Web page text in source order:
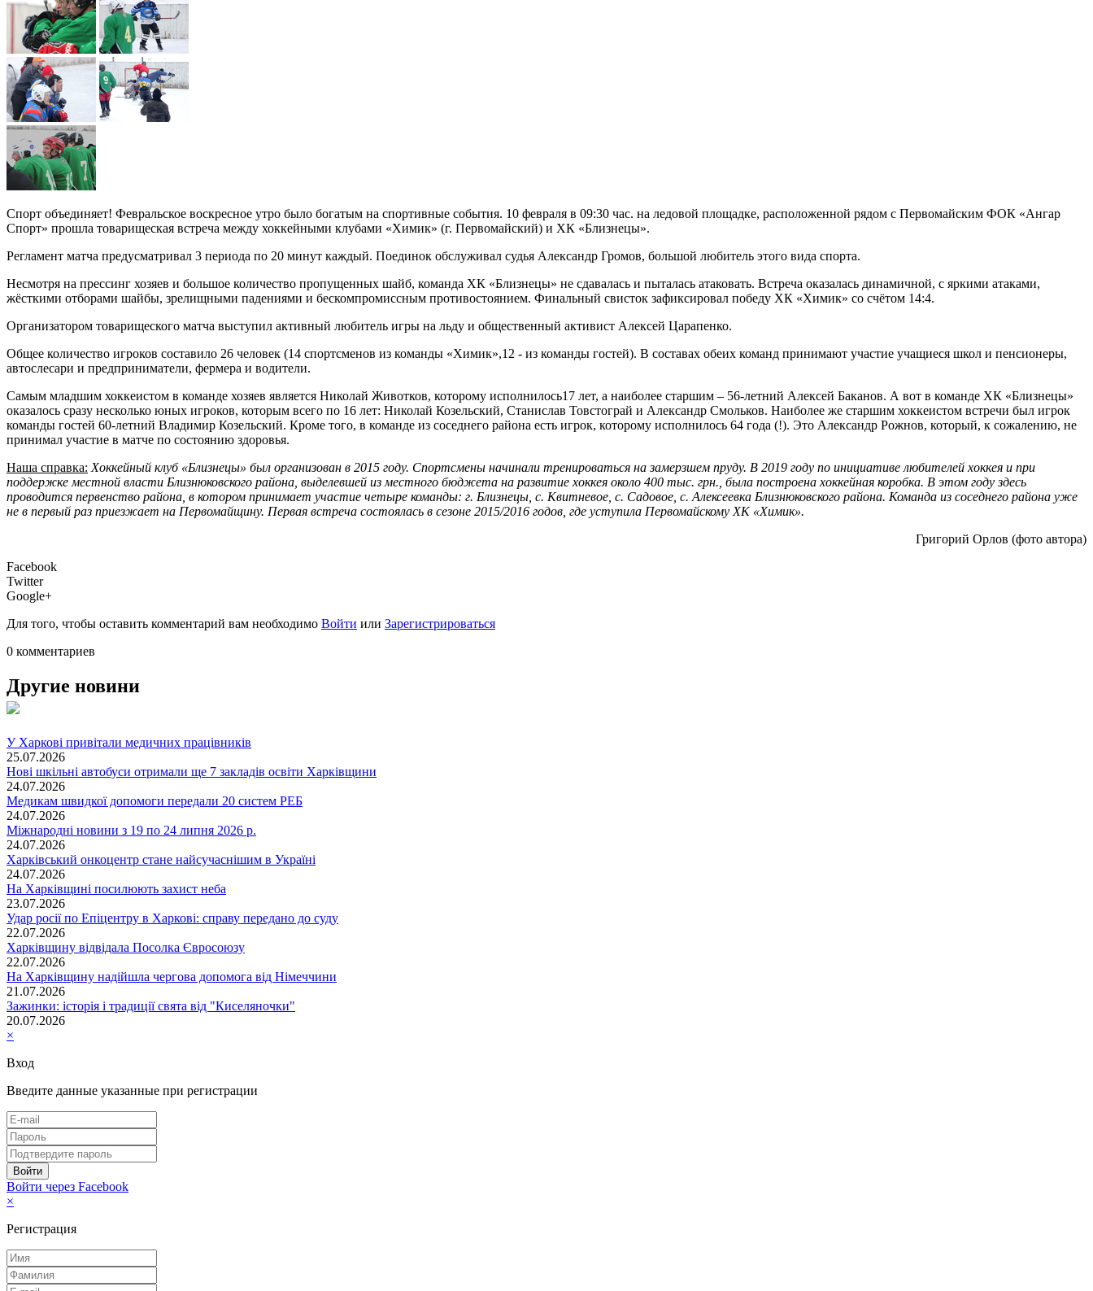
Спорт объединяет! Февральское воскресное утро было богатым на спортивные события. 10 февраля в 09:30 час. на ледовой площадке, расположенной рядом с Первомайским ФОК «Ангар
Спорт» прошла товарищеская встреча между хоккейными клубами «Химик» (г. Первомайский) и ХК «Близнецы».
Регламент матча предусматривал 3 периода по 20 минут каждый. Поединок обслуживал судья Александр Громов, большой любитель этого вида спорта.
Несмотря на прессинг хозяев и большое количество пропущенных шайб, команда ХК «Близнецы» не сдавалась и пыталась атаковать. Встреча оказалась динамичной, с яркими атаками,
жёсткими отборами шайбы, зрелищными падениями и бескомпромиссным противостоянием. Финальный свисток зафиксировал победу ХК «Химик» со счётом 14:4.
Организатором товарищеского матча выступил активный любитель игры на льду и общественный активист Алексей Царапенко.
Общее количество игроков составило 26 человек (14 спортсменов из команды «Химик»,12 - из команды гостей). В составах обеих команд принимают участие учащиеся школ и пенсионеры,
автослесари и предприниматели, фермера и водители.
Самым младшим хоккеистом в команде хозяев является Николай Животков, которому исполнилось17 лет, а наиболее старшим – 56-летний Алексей Баканов. А вот в команде ХК «Близнецы»
оказалось сразу несколько юных игроков, которым всего по 16 лет: Николай Козельский, Станислав Товстограй и Александр Смольков. Наиболее же старшим хоккеистом встречи был игрок
команды гостей 60-летний Владимир Козельский. Кроме того, в команде из соседнего района есть игрок, которому исполнилось 64 года (!). Это Александр Рожнов, который, к сожалению, не
принимал участие в матче по состоянию здоровья.
Наша справка: Хоккейный клуб «Близнецы» был организован в 2015 году. Спортсмены начинали тренироваться на замерзшем пруду. В 2019 году по инициативе любителей хоккея и при
поддержке местной власти Близнюковского района, выделевшей из местного бюджета на развитие хоккея около 400 тыс. грн., была построена хоккейная коробка. В этом году здесь
проводится первенство района, в котором принимает участие четыре команды: г. Близнецы, с. Квитневое, с. Садовое, с. Алексеевка Близнюковского района. Команда из соседнего района уже
не в первый раз приезжает на Первомайщину. Первая встреча состоялась в сезоне 2015/2016 годов, где уступила Первомайскому ХК «Химик».
Григорий Орлов (фото автора)
Facebook
Twitter
Google+
Для того, чтобы оставить комментарий вам необходимо Войти или Зарегистрироваться
0 комментариев
Другие новини
У Харкові привітали медичних працівників
25.07.2026
Нові шкільні автобуси отримали ще 7 закладів освіти Харківщини
24.07.2026
Медикам швидкої допомоги передали 20 систем РЕБ
24.07.2026
Міжнародні новини з 19 по 24 липня 2026 р.
24.07.2026
Харківський онкоцентр стане найсучаснішим в Україні
24.07.2026
На Харківщині посилюють захист неба
23.07.2026
Удар росії по Епіцентру в Харкові: справу передано до суду
22.07.2026
Харківщину відвідала Посолка Євросоюзу
22.07.2026
На Харківщину надійшла чергова допомога від Німеччини
21.07.2026
Зажинки: історія і традиції свята від "Киселяночки"
20.07.2026
×
Вход
Введите данные указанные при регистрации
Войти через Facebook
×
Регистрация